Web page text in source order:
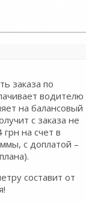
заказа по
водителю
на балансовый
с заказа не
на счет в
с доплатой –
составит от